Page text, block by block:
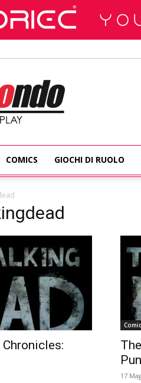
COMICS GIOCHI DI RUOLO
17